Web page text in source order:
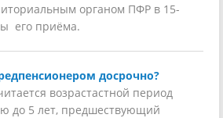
органом ПФР в 15-
его приёма.
досрочно?
возрастастной период
до 5 лет, предшествующий